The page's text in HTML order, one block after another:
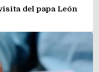
del papa León